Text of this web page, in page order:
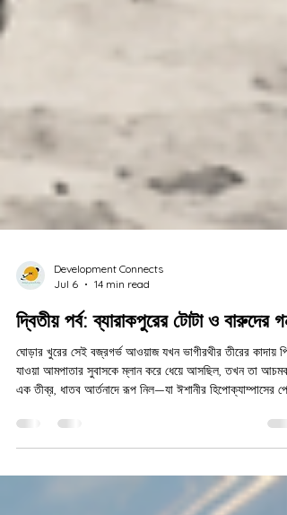
Development Connects
14 min read
দ্বিতীয় পর্ব: ব্যারাকপুরের টোটা ও বারুদের
ঘোড়ার খুরের সেই বজ্রগর্ভ আওয়াজ যখন ভাগীরথীর তীরের কাদায়
যাওয়া আমপাতার সুবাসকে ম্লান করে ধেয়ে আসছিল, তখন তা আচমকা
থাকা কোয়ান্টাম-মেমোরি ম্যাট্রিক্সের স্নায়ুপথে এক যান্ত্রিক হাহাকার
দিয়েছিল। চোখের পলকে পুরো পরিপার্শ্বটা এক কালচে বেগুনী রঙের